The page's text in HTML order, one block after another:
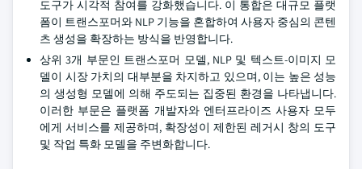
도구가 시각적 참여를 강화했습니다. 이 통합은 대규모 플랫
폼이 트랜스포머와 NLP 기능을 혼합하여 사용자 중심의 콘텐
츠 생성을 확장하는 방식을 반영합니다.
상위 3개 부문인 트랜스포머 모델, NLP 및 텍스트-이미지 모
델이 시장 가치의 대부분을 차지하고 있으며, 이는 높은 성능
의 생성형 모델에 의해 주도되는 집중된 환경을 나타냅니다.
이러한 부문은 플랫폼 개발자와 엔터프라이즈 사용자 모두
에게 서비스를 제공하며, 확장성이 제한된 레거시 창의 도구
및 작업 특화 모델을 주변화합니다.